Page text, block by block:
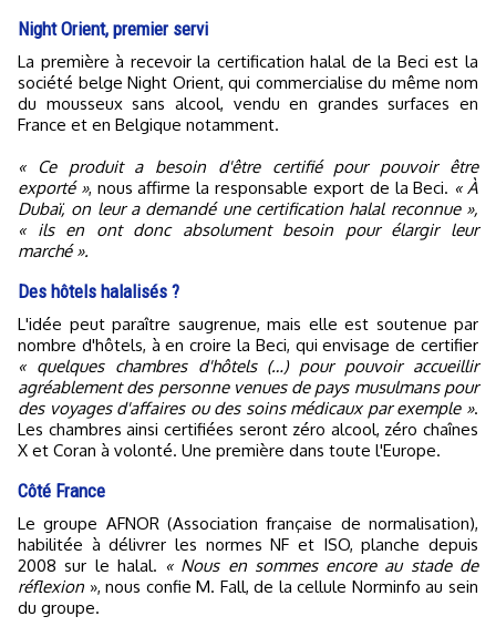
Night Orient, premier servi
La première à recevoir la certification halal de la Beci est la
société belge Night Orient, qui commercialise du même nom
du mousseux sans alcool, vendu en grandes surfaces en
France et en Belgique notamment.
« Ce produit a besoin d'être certifié pour pouvoir être
exporté », nous affirme la responsable export de la Beci. « À
Dubaï, on leur a demandé une certification halal reconnue »,
« ils en ont donc absolument besoin pour élargir leur
marché ».
Des hôtels halalisés ?
L'idée peut paraître saugrenue, mais elle est soutenue par
nombre d'hôtels, à en croire la Beci, qui envisage de certifier
« quelques chambres d'hôtels (…) pour pouvoir accueillir
agréablement des personne venues de pays musulmans pour
des voyages d'affaires ou des soins médicaux par exemple ».
Les chambres ainsi certifiées seront zéro alcool, zéro chaînes
X et Coran à volonté. Une première dans toute l'Europe.
Côté France
Le groupe AFNOR (Association française de normalisation),
habilitée à délivrer les normes NF et ISO, planche depuis
2008 sur le halal. « Nous en sommes encore au stade de
réflexion », nous confie M. Fall, de la cellule Norminfo au sein
du groupe.